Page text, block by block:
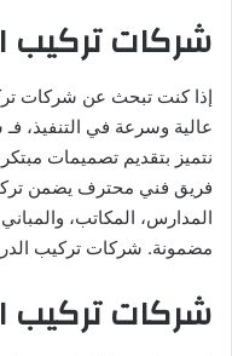
شركات تركيب
إذا كنت تبحث عن شركات
عالية وسرعة في التنفيذ،
نتميز بتقديم تصميمات
فريق فني محترف يضمن
المدارس، المكاتب،
مضمونة. شركات تركيب
شركات تركيب